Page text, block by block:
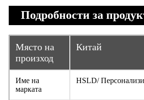
Подробности за
Място на
произход
Китай
Име на
марката
HSLD/